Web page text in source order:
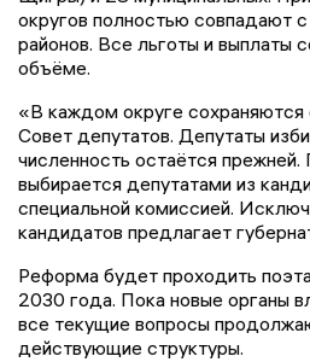
округов полностью совпадают
районов. Все льготы и выплаты
объёме.
«В каждом округе сохраняются
Совет депутатов. Депутаты
численность остаётся прежней.
выбирается депутатами из
специальной комиссией.
кандидатов предлагает
Реформа будет проходить
2030 года. Пока новые органы
все текущие вопросы
действующие структуры.